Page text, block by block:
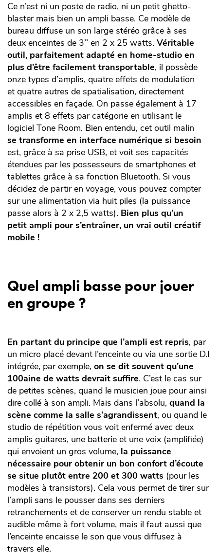
Ce n’est ni un poste de radio, ni un petit ghetto-
blaster mais bien un ampli basse. Ce modèle de
bureau diffuse un son large stéréo grâce à ses
deux enceintes de 3’’ en 2 x 25 watts. Véritable
outil, parfaitement adapté en home-studio en
plus d’être facilement transportable, il possède
onze types d’amplis, quatre effets de modulation
et quatre autres de spatialisation, directement
accessibles en façade. On passe également à 17
amplis et 8 effets par catégorie en utilisant le
logiciel Tone Room. Bien entendu, cet outil malin
se transforme en interface numérique si besoin
est, grâce à sa prise USB, et voit ses capacités
étendues par les possesseurs de smartphones et
tablettes grâce à sa fonction Bluetooth. Si vous
décidez de partir en voyage, vous pouvez compter
sur une alimentation via huit piles (la puissance
passe alors à 2 x 2,5 watts). Bien plus qu’un
petit ampli pour s’entraîner, un vrai outil créatif
mobile !
Quel ampli basse pour jouer
en groupe ?
En partant du principe que l’ampli est repris, par
un micro placé devant l’enceinte ou via une sortie D.I
intégrée, par exemple, on se dit souvent qu’une
100aine de watts devrait suffire. C’est le cas sur
de petites scènes, quand le musicien joue pour ainsi
dire collé à son ampli. Mais dans l’absolu, quand la
scène comme la salle s’agrandissent, ou quand le
studio de répétition vous voit enfermé avec deux
amplis guitares, une batterie et une voix (amplifiée)
qui envoient un gros volume, la puissance
nécessaire pour obtenir un bon confort d’écoute
se situe plutôt entre 200 et 300 watts (pour les
modèles à transistors). Cela vous permet de tirer sur
l’ampli sans le pousser dans ses derniers
retranchements et de conserver un rendu stable et
audible même à fort volume, mais il faut aussi que
l’enceinte encaisse le son que vous diffusez à
travers elle.